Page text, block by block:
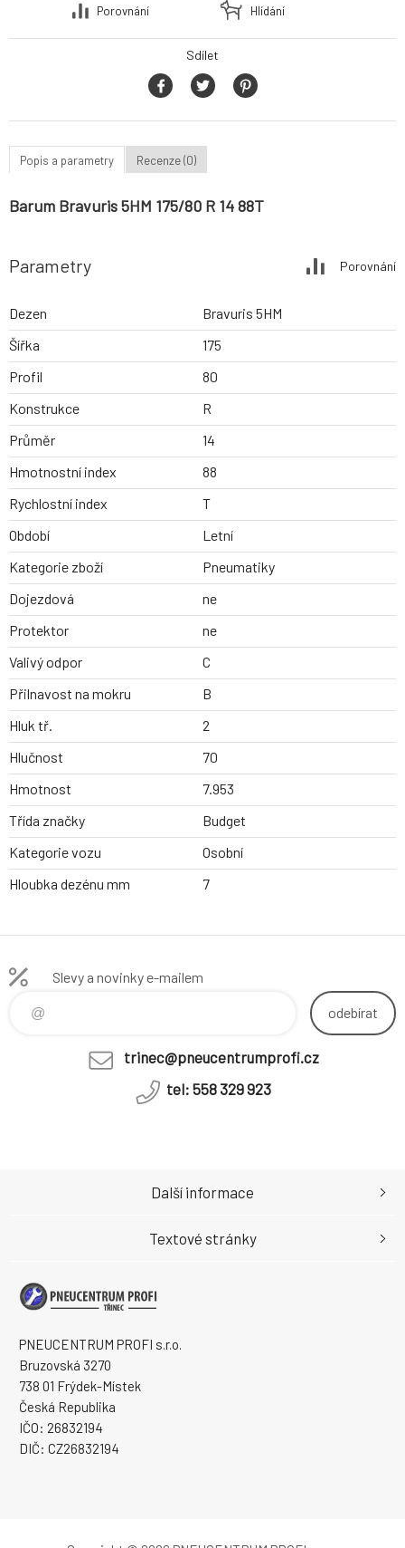
Porovnání
Hlídání
Sdílet
Popis a parametry Recenze (0)
Barum Bravuris 5HM 175/80 R 14 88T
Parametry Porovnání
Dezen
Bravuris 5HM
Šířka
175
Profil
80
Konstrukce
R
Průměr
14
Hmotnostní index
88
Rychlostní index
T
Období
Letní
Kategorie zboží
Pneumatiky
Dojezdová
ne
Protektor
ne
Valivý odpor
C
Přilnavost na mokru
B
Hluk tř.
2
Hlučnost
70
Hmotnost
7.953
Třída značky
Budget
Kategorie vozu
Osobní
Hloubka dezénu mm
7
Slevy a novinky e-mailem
odebírat
trinec@pneucentrumprofi.cz
tel: 558 329 923
PNEUCENTRUM PROFI s.r.o.
Bruzovská 3270
738 01 Frýdek-Místek
Česká Republika
IČO: 26832194
DIČ: CZ26832194
Další informace
Textové stránky